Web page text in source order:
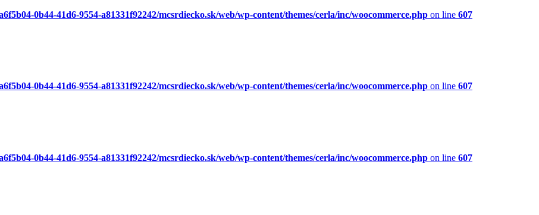
0b44-41d6-9554-a81331f92242/mcsrdiecko.sk/web/wp-content/themes/cerla/inc/woocommerce.php on line 607
0b44-41d6-9554-a81331f92242/mcsrdiecko.sk/web/wp-content/themes/cerla/inc/woocommerce.php on line 607
0b44-41d6-9554-a81331f92242/mcsrdiecko.sk/web/wp-content/themes/cerla/inc/woocommerce.php on line 607